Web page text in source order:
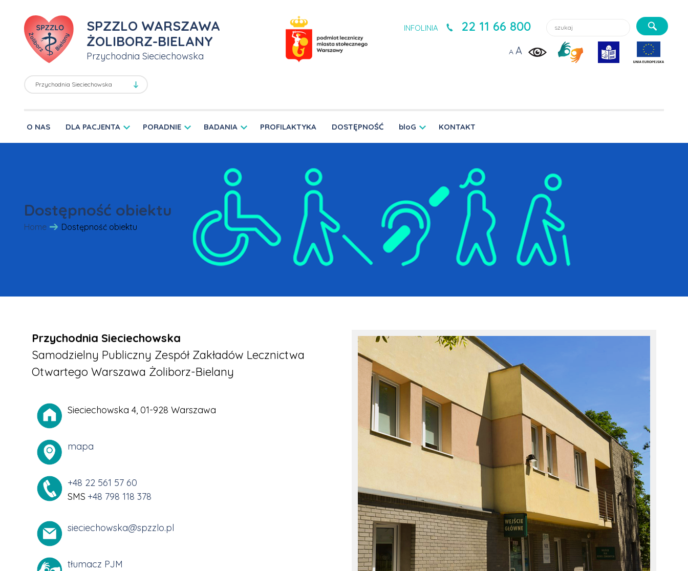
SPZZLO WARSZAWA
ŻOLIBORZ-BIELANY
Przychodnia Sieciechowska
INFOLINIA 22 11 66 800 Szukaj lekarzy, usługi, aktualności:
A A
O NAS DLA PACJENTA PORADNIE BADANIA PROFILAKTYKA DOSTĘPNOŚĆ bloG KONTAKT
Dostępność obiektu
Home Dostępność obiektu
Przychodnia Sieciechowska
Samodzielny Publiczny Zespół Zakładów Lecznictwa
Otwartego Warszawa Żoliborz-Bielany
Sieciechowska 4, 01-928 Warszawa
mapa
+48 22 561 57 60
SMS +48 798 118 378
sieciechowska@spzzlo.pl
tłumacz PJM